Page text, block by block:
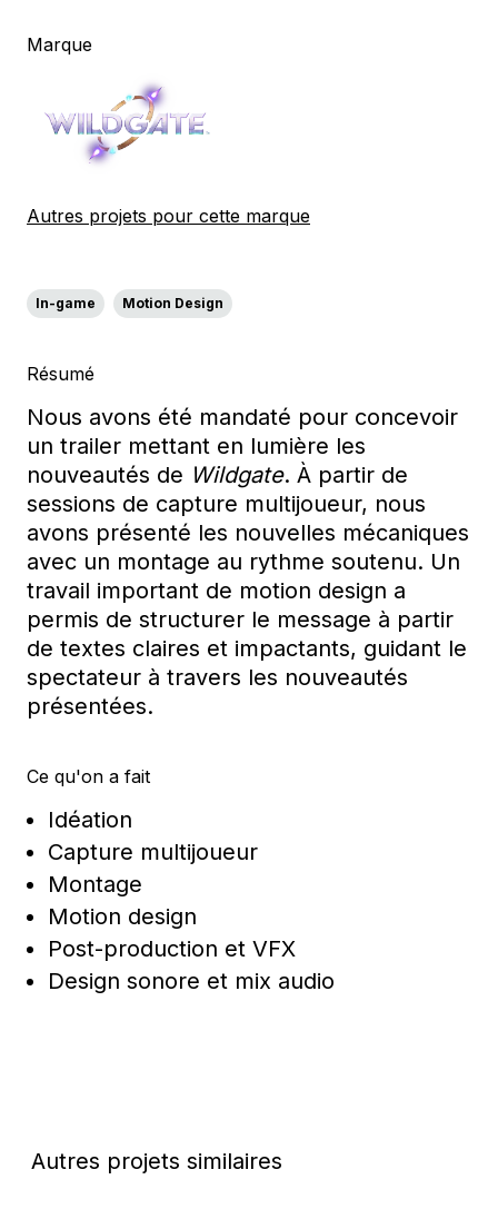
Marque
Autres projets pour cette marque
In-game Motion Design
Résumé
Nous avons été mandaté pour concevoir
un trailer mettant en lumière les
nouveautés de Wildgate. À partir de
sessions de capture multijoueur, nous
avons présenté les nouvelles mécaniques
avec un montage au rythme soutenu. Un
travail important de motion design a
permis de structurer le message à partir
de textes claires et impactants, guidant le
spectateur à travers les nouveautés
présentées.
Ce qu'on a fait
Idéation
Capture multijoueur
Montage
Motion design
Post-production et VFX
Design sonore et mix audio
Autres projets similaires